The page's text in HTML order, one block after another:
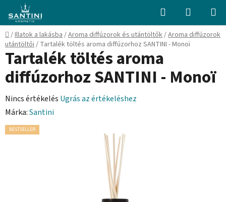
fő
tartalomhoz
Keresés KOSÁR
Kezdőlap
/Illatok a lakásba/Aroma diffúzorok és utántöltők/Aroma diffúzorok
utántöltői/ Tartalék töltés aroma diffúzorhoz SANTINI - Monoï
Tartalék töltés aroma
diffúzorhoz SANTINI - Monoï
A
termék
átlagos
Nincs értékelés Ugrás az értékeléshez
Márka:Santini
BESTSELLER